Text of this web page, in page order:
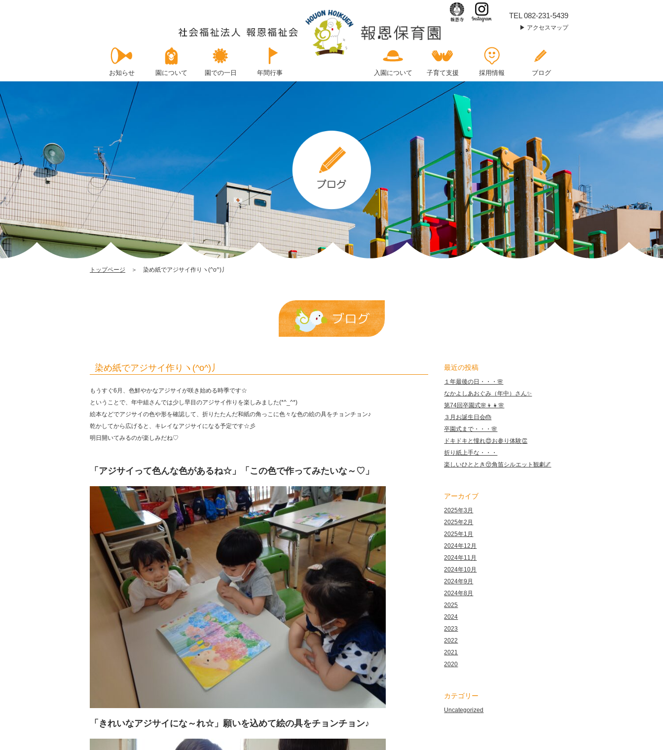
染
紙
で
ア
ジ
サ
イ
作
りヽ
(^o^)
丿
|
報
恩
保
TEL 082-231-5439
アクセスマップ
お知らせ 園について 園での一日 年間行事 入園について 子育て支援 採用情報 ブログ
トップページ ＞ 染め紙でアジサイ作りヽ(^o^)丿
ブログ
染め紙でアジサイ作りヽ(^o^)丿
もうすぐ6月、色鮮やかなアジサイが咲き始める時季です☆
ということで、年中組さんでは少し早目のアジサイ作りを楽しみました(*^_^*)
絵本などでアジサイの色や形を確認して、折りたたんだ和紙の角っこに色々な色の絵の具をチョンチョン♪
乾かしてから広げると、キレイなアジサイになる予定です☆彡
明日開いてみるのが楽しみだね♡
「アジサイって色んな色があるね☆」「この色で作ってみたいな～♡」
「きれいなアジサイにな～れ☆」願いを込めて絵の具をチョンチョン♪
最近の投稿
１年最後の日・・・🌸
なかよしあおぐみ（年中）さん✨
第74回卒園式🌸👦👧🌸
３月お誕生日会🎂
卒園式まで・・・🌸
ドキドキと憧れ😍お参り体験👏
折り紙上手な・・・
楽しいひととき😚角笛シルエット観劇🌌
アーカイブ
2025年3月
2025年2月
2025年1月
2024年12月
2024年11月
2024年10月
2024年9月
2024年8月
2025
2024
2023
2022
2021
2020
カテゴリー
Uncategorized